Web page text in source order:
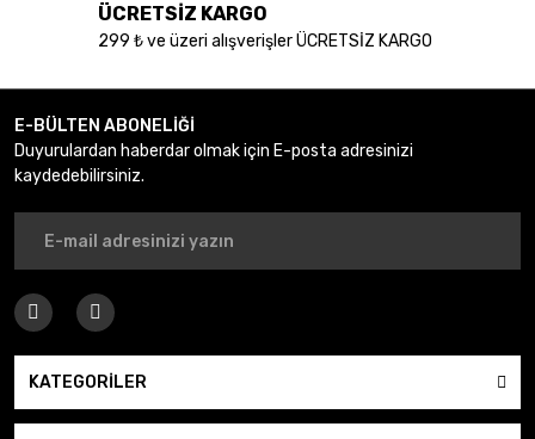
Gönder
ÜCRETSİZ KARGO
299 ₺ ve üzeri alışverişler ÜCRETSİZ KARGO
E-BÜLTEN ABONELİĞİ
Duyurulardan haberdar olmak için E-posta adresinizi
kaydedebilirsiniz.
KATEGORİLER